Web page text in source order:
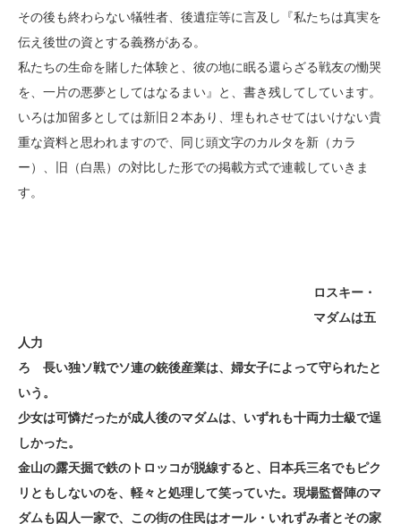
その後も終わらない犠牲者、後遺症等に言及し『私たちは真実を
伝え後世の資とする義務がある。
私たちの生命を賭した体験と、彼の地に眠る還らざる戦友の慟哭
を、一片の悪夢としてはなるまい』と、書き残してしています。
いろは加留多としては新旧２本あり、埋もれさせてはいけない貴
重な資料と思われますので、同じ頭文字のカルタを新（カラ
ー）、旧（白黒）の対比した形での掲載方式で連載していきま
す。
ロスキー・
マダムは五
人力
ろ 長い独ソ戦でソ連の銃後産業は、婦女子によって守られたと
いう。
少女は可憐だったが成人後のマダムは、いずれも十両力士級で逞
しかった。
金山の露天掘で鉄のトロッコが脱線すると、日本兵三名でもピク
リともしないのを、軽々と処理して笑っていた。現場監督陣のマ
ダムも囚人一家で、この街の住民はオール・いれずみ者とその家